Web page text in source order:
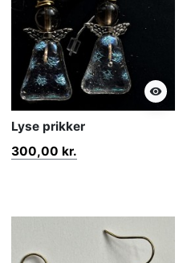
visibility
Lyse prikker
300,00 kr.